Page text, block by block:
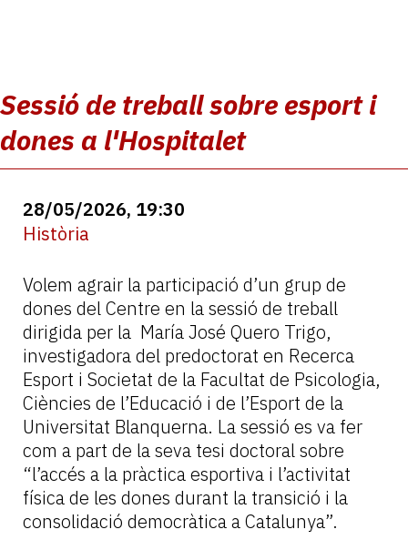
Sessió de treball sobre esport i
dones a l'Hospitalet
28/05/2026, 19:30
Història
Volem agrair la participació d’un grup de
dones del Centre en la sessió de treball
dirigida per la María José Quero Trigo,
investigadora del predoctorat en Recerca
Esport i Societat de la Facultat de Psicologia,
Ciències de l’Educació i de l’Esport de la
Universitat Blanquerna. La sessió es va fer
com a part de la seva tesi doctoral sobre
“l’accés a la pràctica esportiva i l’activitat
física de les dones durant la transició i la
consolidació democràtica a Catalunya”.